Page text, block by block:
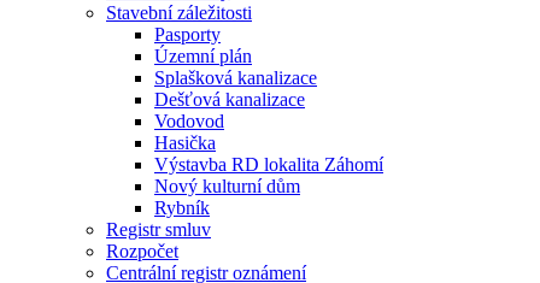
Stavební záležitosti
Pasporty
Územní plán
Splašková kanalizace
Dešťová kanalizace
Vodovod
Hasička
Výstavba RD lokalita Záhomí
Nový kulturní dům
Rybník
Registr smluv
Rozpočet
Centrální registr oznámení